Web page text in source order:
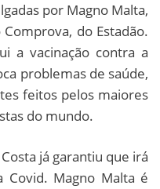
por Magno Malta,
do Estadão.
a vacinação contra a
problemas de saúde,
feitos pelos maiores
do mundo.
já garantiu que irá
Covid. Magno Malta é